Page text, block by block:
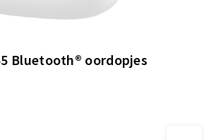
Bluetooth® oordopjes